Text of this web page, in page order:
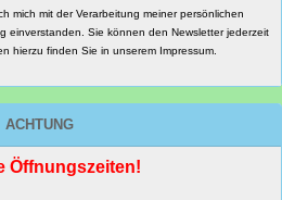
mich mit der Verarbeitung meiner persönlichen
einverstanden. Sie können den Newsletter jederzeit
hierzu finden Sie in unserem Impressum.
ACHTUNG
Öffnungszeiten!